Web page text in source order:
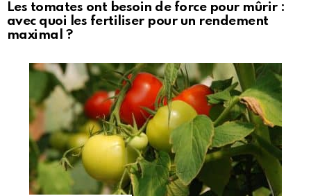
Les tomates ont besoin de force pour mûrir :
avec quoi les fertiliser pour un rendement
maximal ?